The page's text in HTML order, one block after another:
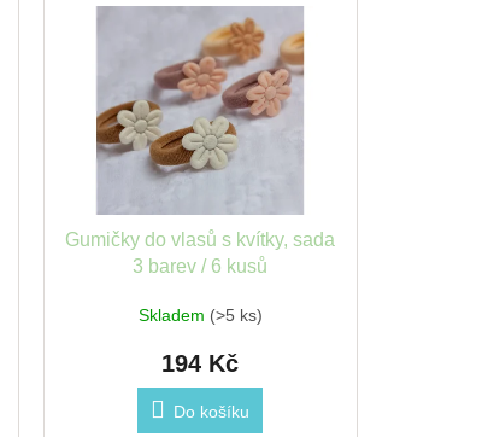
Gumičky do vlasů s kvítky, sada
3 barev / 6 kusů
Skladem (>5 ks)
194 Kč
Do košíku